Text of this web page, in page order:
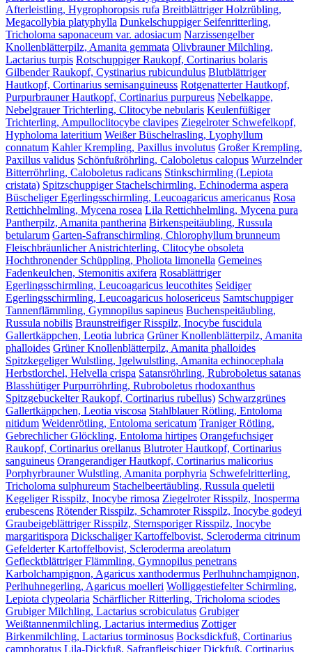
Afterleistling, Hygrophoropsis rufa Breitblättriger Holzrübling,
Megacollybia platyphylla Dunkelschuppiger Seifenritterling,
Tricholoma saponaceum var. adosiacum Narzissengelber
Knollenblätterpilz, Amanita gemmata Olivbrauner Milchling,
Lactarius turpis Rotschuppiger Raukopf, Cortinarius bolaris
Gilbender Raukopf, Cystinarius rubicundulus Blutblättriger
Hautkopf, Cortinarius semisanguineuss Rotgenatterter Hautkopf,
Purpurbrauner Hautkopf, Cortinarius purpureus Nebelkappe,
Nebelgrauer Trichterling, Clitocybe nebularis Keulenfüßiger
Trichterling, Ampulloclitocybe clavipes Ziegelroter Schwefelkopf,
Hypholoma lateritium Weißer Büschelrasling, Lyophyllum
connatum Kahler Krempling, Paxillus involutus Großer Krempling,
Paxillus validus Schönfußröhrling, Caloboletus calopus Wurzelnder
Bitterröhrling, Caloboletus radicans Stinkschirmling (Lepiota
cristata) Spitzschuppiger Stachelschirmling, Echinoderma aspera
Büscheliger Egerlingsschirmling, Leucoagaricus americanus Rosa
Rettichhelmling, Mycena rosea Lila Rettichhelmling, Mycena pura
Pantherpilz, Amanita pantherina Birkenspeitäubling, Russula
betularum Garten-Safranschirmling, Chlorophyllum brunneum
Fleischbräunlicher Anistrichterling, Clitocybe obsoleta
Hochthronender Schüppling, Pholiota limonella Gemeines
Fadenkeulchen, Stemonitis axifera Rosablättriger
Egerlingsschirmling, Leucoagaricus leucothites Seidiger
Egerlingsschirmling, Leucoagaricus holosericeus Samtschuppiger
Tannenflämmling, Gymnopilus sapineus Buchenspeitäubling,
Russula nobilis Braunstreifiger Risspilz, Inocybe fuscidula
Gallertkäppchen, Leotia lubrica Grüner Knollenblätterpilz, Amanita
phalloides Grüner Knollenblätterpilz, Amanita phalloides
Spitzkegeliger Wulstling, Igelwulstling, Amanita echinocephala
Herbstlorchel, Helvella crispa Satansröhrling, Rubroboletus satanas
Blasshütiger Purpurröhrling, Rubroboletus rhodoxanthus
Spitzgebuckelter Raukopf, Cortinarius rubellus) Schwarzgrünes
Gallertkäppchen, Leotia viscosa Stahlblauer Rötling, Entoloma
nitidum Weidenrötling, Entoloma sericatum Traniger Rötling,
Gebrechlicher Glöckling, Entoloma hirtipes Orangefuchsiger
Raukopf, Cortinarius orellanus Blutroter Hautkopf, Cortinarius
sanguineus Orangerandiger Hautkopf, Cortinarius malicorius
Porphyrbrauner Wulstling, Amanita porphyria Schwefelritterling,
Tricholoma sulphureum Stachelbeertäubling, Russula queletii
Kegeliger Risspilz, Inocybe rimosa Ziegelroter Risspilz, Inosperma
erubescens Rötender Risspilz, Schamroter Risspilz, Inocybe godeyi
Graubeigeblättriger Risspilz, Sternsporiger Risspilz, Inocybe
margaritispora Dickschaliger Kartoffelbovist, Scleroderma citrinum
Gefelderter Kartoffelbovist, Scleroderma areolatum
Geflecktblättriger Flämmling, Gymnopilus penetrans
Karbolchampignon, Agaricus xanthodermus Perlhuhnchampignon,
Perlhuhnegerling, Agaricus moelleri Wolliggestiefelter Schirmling,
Lepiota clypeolaria Schärflicher Ritterling, Tricholoma sciodes
Grubiger Milchling, Lactarius scrobiculatus Grubiger
Weißtannenmilchling, Lactarius intermedius Zottiger
Birkenmilchling, Lactarius torminosus Bocksdickfuß, Cortinarius
camphoratus Lila-Dickfuß, Safranfleischiger Dickfuß, Cortinarius